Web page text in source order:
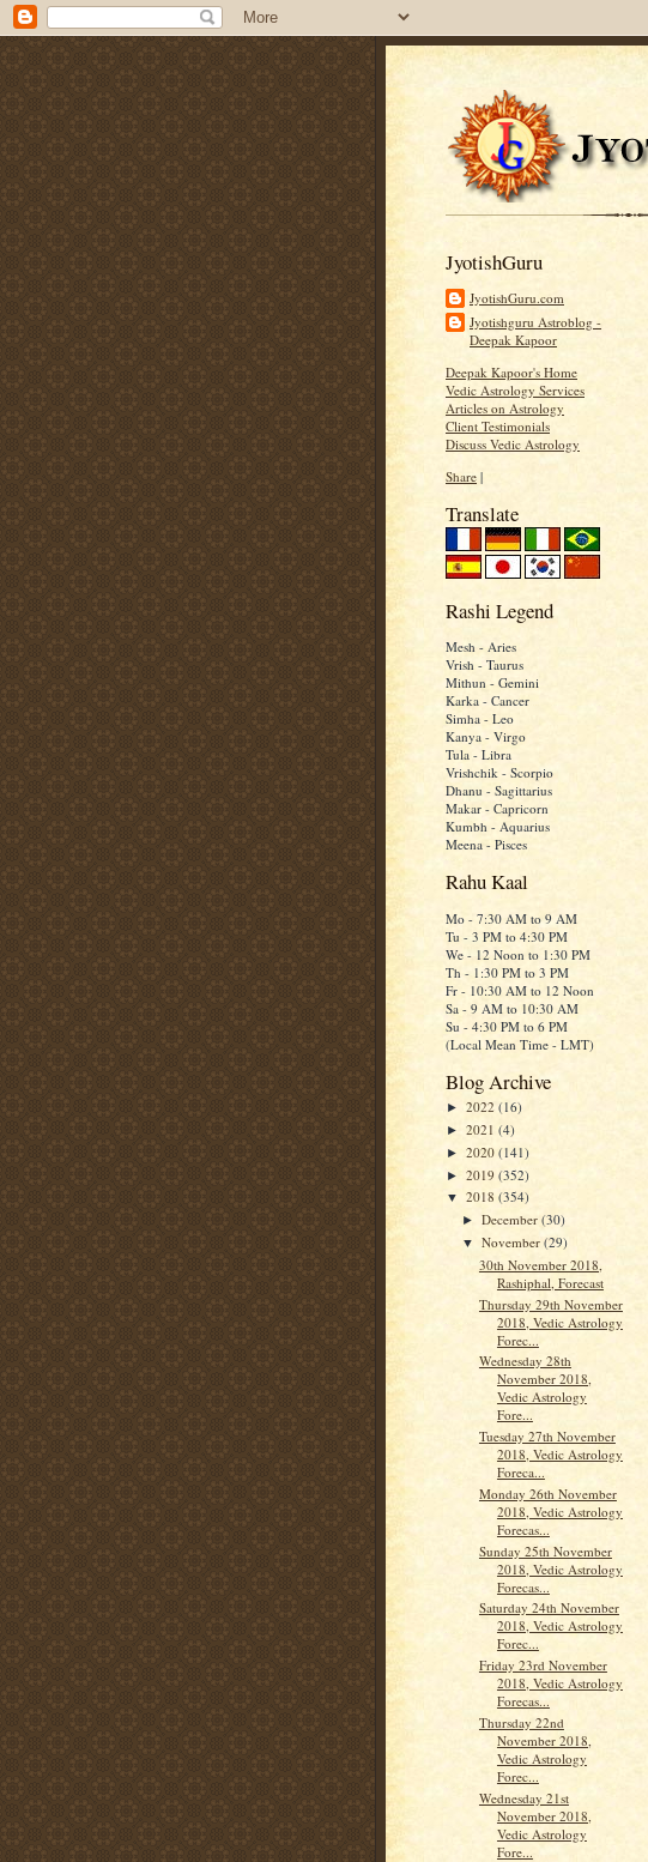
JyotishGuru
JyotishGuru.com
Jyotishguru Astroblog -
Deepak Kapoor
Deepak Kapoor's Home
Vedic Astrology Services
Articles on Astrology
Client Testimonials
Discuss Vedic Astrology
Share |
Translate
Rashi Legend
Mesh - Aries
Vrish - Taurus
Mithun - Gemini
Karka - Cancer
Simha - Leo
Kanya - Virgo
Tula - Libra
Vrishchik - Scorpio
Dhanu - Sagittarius
Makar - Capricorn
Kumbh - Aquarius
Meena - Pisces
Rahu Kaal
Mo - 7:30 AM to 9 AM
Tu - 3 PM to 4:30 PM
We - 12 Noon to 1:30 PM
Th - 1:30 PM to 3 PM
Fr - 10:30 AM to 12 Noon
Sa - 9 AM to 10:30 AM
Su - 4:30 PM to 6 PM
(Local Mean Time - LMT)
Blog Archive
► 2022 (16)
► 2021 (4)
► 2020 (141)
► 2019 (352)
▼ 2018 (354)
►December(30)
▼November(29)
30th November 2018,
Rashiphal, Forecast
Thursday 29th November
2018, Vedic Astrology
Forec...
Wednesday 28th
November 2018,
Vedic Astrology
Fore...
Tuesday 27th November
2018, Vedic Astrology
Foreca...
Monday 26th November
2018, Vedic Astrology
Forecas...
Sunday 25th November
2018, Vedic Astrology
Forecas...
Saturday 24th November
2018, Vedic Astrology
Forec...
Friday 23rd November
2018, Vedic Astrology
Forecas...
Thursday 22nd
November 2018,
Vedic Astrology
Forec...
Wednesday 21st
November 2018,
Vedic Astrology
Fore...